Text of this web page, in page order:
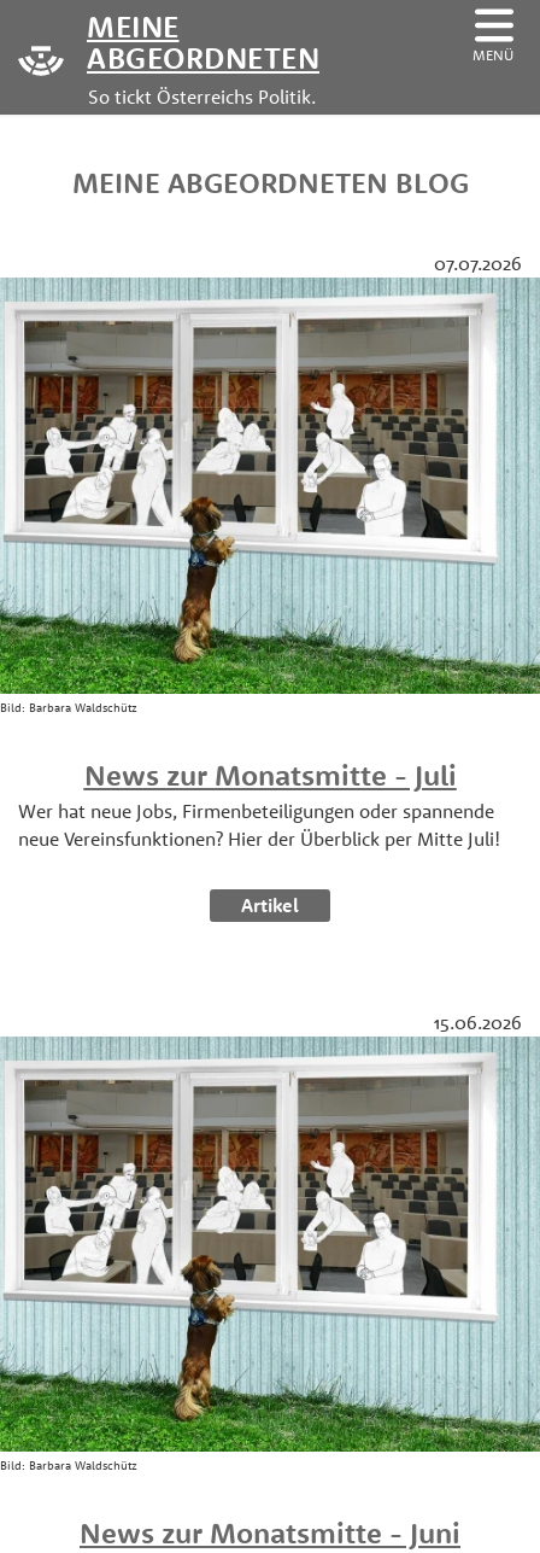
MEINE
ABGEORDNETEN
So tickt Österreichs Politik.
MENÜ
MEINE ABGEORDNETEN BLOG
07.07.2026
Bild: Barbara Waldschütz
News zur Monatsmitte - Juli
Wer hat neue Jobs, Firmenbeteiligungen oder spannende
neue Vereinsfunktionen? Hier der Überblick per Mitte Juli!
Artikel
15.06.2026
Bild: Barbara Waldschütz
News zur Monatsmitte - Juni